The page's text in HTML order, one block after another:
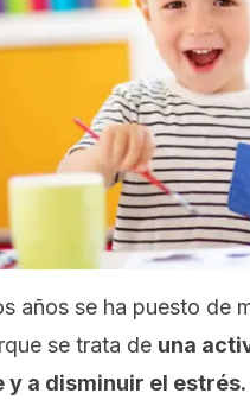
años se ha puesto de
se trata de una
y a disminuir el estrés.